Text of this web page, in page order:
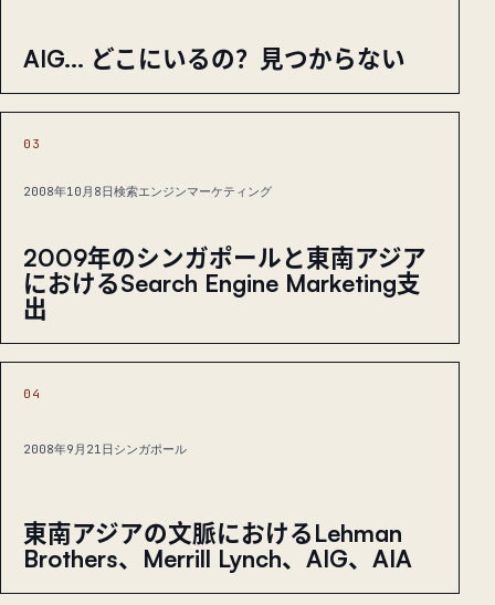
AIG... どこにいるの？見つからない
03
2008年10月8日検索エンジンマーケティング
2009年のシンガポールと東南アジア
におけるSearch Engine Marketing支
出
04
2008年9月21日 シンガポール
東南アジアの文脈におけるLehman
Brothers、Merrill Lynch、AIG、AIA